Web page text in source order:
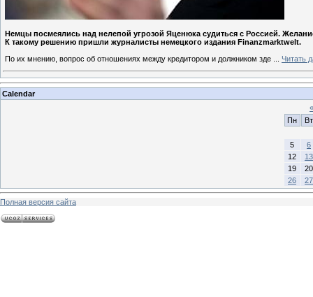
Немцы посмеялись над нелепой угрозой Яценюка судиться с Россией.
К такому решению пришли журналисты немецкого издания Finanzmarktwelt.
По их мнению, вопрос об отношениях между кредитором и должником зде
Читать
Calendar
«
Пн
Вт
5
6
12
13
19
20
26
27
Полная версия сайта